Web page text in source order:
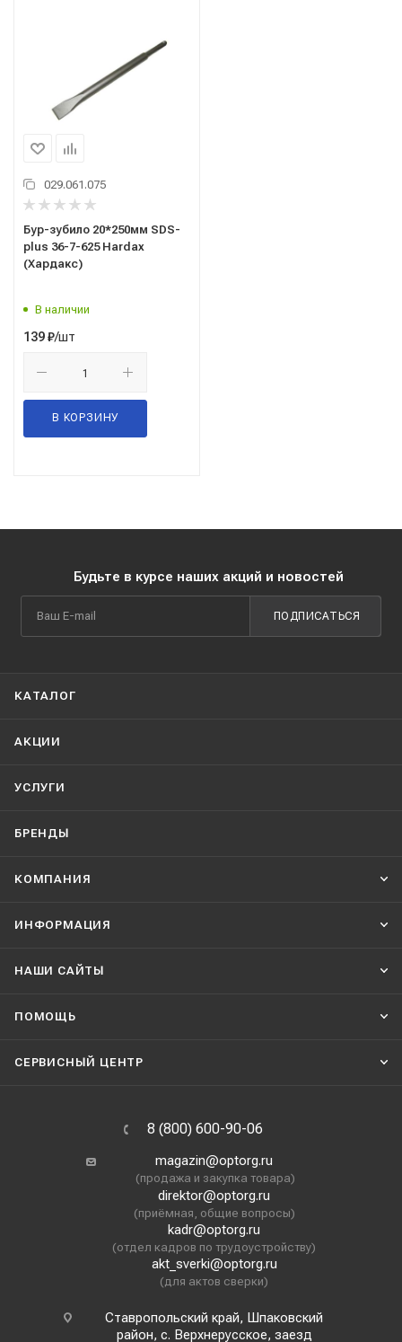
029.061.075
Бур-зубило 20*250мм SDS-
plus 36-7-625 Hardax
(Хардакс)
В наличии
139₽/шт
В КОРЗИНУ
Будьте в курсе наших акций и новостей
ПОДПИСАТЬСЯ
КАТАЛОГ
АКЦИИ
УСЛУГИ
БРЕНДЫ
КОМПАНИЯ
ИНФОРМАЦИЯ
НАШИ CАЙТЫ
ПОМОЩЬ
СЕРВИСНЫЙ ЦЕНТР
8 (800) 600-90-06
magazin@optorg.ru
(продажа и закупка товара)
direktor@optorg.ru
(приёмная, общие вопросы)
kadr@optorg.ru
(отдел кадров по трудоустройству)
akt_sverki@optorg.ru
(для актов сверки)
Ставропольский край, Шпаковский
район, с. Верхнерусское, заезд